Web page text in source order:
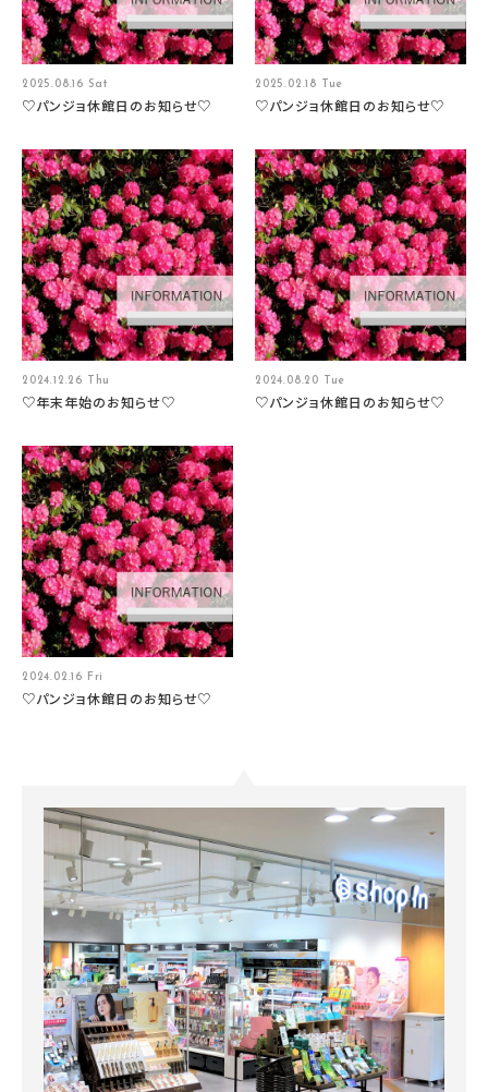
2025.08.16 Sat
♡パンジョ休館日のお知らせ♡
2025.02.18 Tue
♡パンジョ休館日のお知らせ♡
2024.12.26 Thu
♡年末年始のお知らせ♡
2024.08.20 Tue
♡パンジョ休館日のお知らせ♡
2024.02.16 Fri
♡パンジョ休館日のお知らせ♡